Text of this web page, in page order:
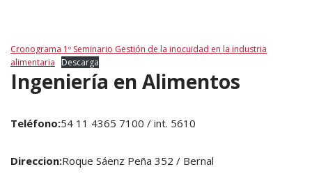
Cronograma 1º Seminario Gestión de la inocuidad en la industria
alimentaria
Descarga
Ingeniería en Alimentos
Teléfono:54 11 4365 7100 / int. 5610
Direccion:Roque Sáenz Peña 352 / Bernal